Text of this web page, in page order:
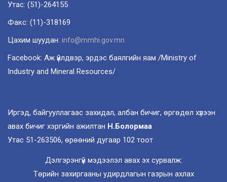
Утас: (51)-264155
Факс: (11)-318169
Цахим шуудан: info@mmhi.gov.mn
Facebook: Аж үйлдвэр, эрдэс баялгийн яам /Ministry of
Industry and Mineral Resources/
Иргэд, байгууллагаас захидал, албан бичиг, өргөдөл хүлээн
авах бичиг хэргийн ажилтан Н.Болормаа
Утас 51-263506, өрөөний дугаар 102 тоот
Дэлгэрэнгүй мэдээлэл авах эх сурвалж:
Төрийн захиргааны удирдлагын газрын ахлах